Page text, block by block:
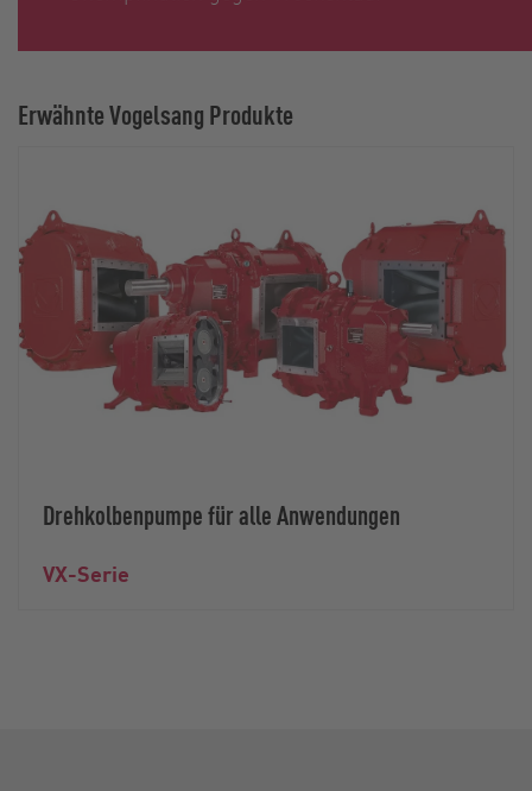
Erwähnte Vogelsang Produkte
Drehkolbenpumpe für alle Anwendungen
VX-Serie